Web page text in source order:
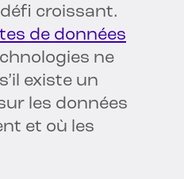
croissant.
de données
ne
existe un
les données
et où les